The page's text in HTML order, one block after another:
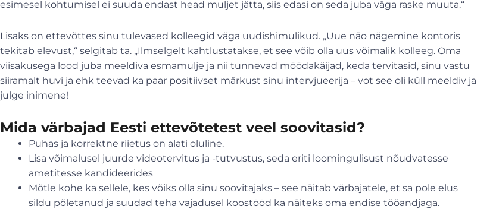
esimesel kohtumisel ei suuda endast head muljet jätta, siis edasi on seda juba väga raske muuta.“
Lisaks on ettevõttes sinu tulevased kolleegid väga uudishimulikud. „Uue näo nägemine kontoris
tekitab elevust,“ selgitab ta. „Ilmselgelt kahtlustatakse, et see võib olla uus võimalik kolleeg. Oma
viisakusega lood juba meeldiva esmamulje ja nii tunnevad möödakäijad, keda tervitasid, sinu vastu
siiramalt huvi ja ehk teevad ka paar positiivset märkust sinu intervjueerija – vot see oli küll meeldiv ja
julge inimene!
Mida värbajad Eesti ettevõtetest veel soovitasid?
Puhas ja korrektne riietus on alati oluline.
Lisa võimalusel juurde videotervitus ja -tutvustus, seda eriti loomingulisust nõudvatesse
ametitesse kandideerides
Mõtle kohe ka sellele, kes võiks olla sinu soovitajaks – see näitab värbajatele, et sa pole elus
sildu põletanud ja suudad teha vajadusel koostööd ka näiteks oma endise tööandjaga.